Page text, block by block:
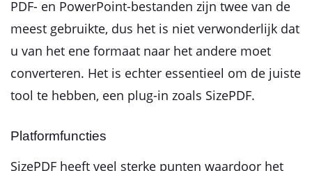
PDF- en PowerPoint-bestanden zijn twee van de
meest gebruikte, dus het is niet verwonderlijk dat
u van het ene formaat naar het andere moet
converteren. Het is echter essentieel om de juiste
tool te hebben, een plug-in zoals SizePDF.
Platformfuncties
SizePDF heeft veel sterke punten waardoor het